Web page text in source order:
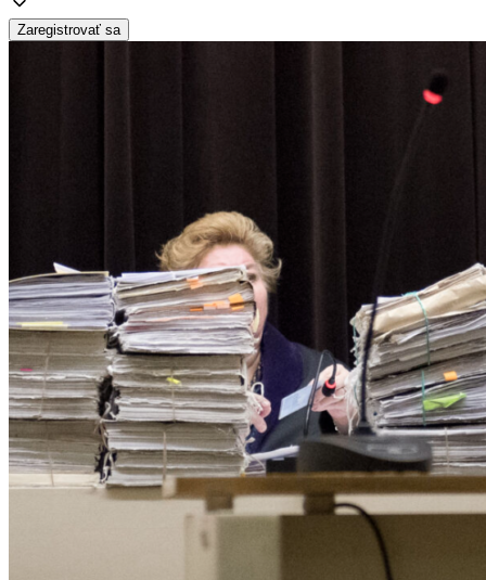
Zaregistrovať sa